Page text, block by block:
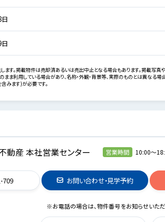
す。掲載物件は売却済あるいは売出中止となる場合もあります。掲載写真
ま利用している場合があり、名称・外観・背景等、実際のものとは異なる場
みます)が必要です。
動産 本社営業センター 営業時間 10:00～
709 お問い合わせ・見学予約
※お電話の場合は、物件番号をお知らせいただ